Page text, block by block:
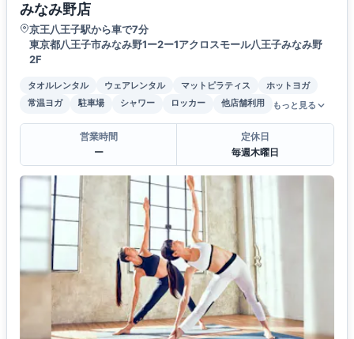
みなみ野店
京王八王子駅から車で7分
東京都八王子市みなみ野1ー2ー1アクロスモール八王子みなみ野
2F
タオルレンタル ウェアレンタル マットピラティス
ホットヨガ
常温ヨガ
駐車場 シャワー ロッカー 他店舗利用 もっと見る
営業時間
ー
定休日
毎週木曜日